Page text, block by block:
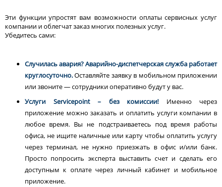
Эти функции упростят вам возможности оплаты сервисных услуг
компании и облегчат заказ многих полезных услуг.
Убедитесь сами:
Случилась авария? Аварийно-диспетчерская служба работает
круглосуточно.Оставляйте заявку в мобильном приложении
или звоните — сотрудники оперативно будут у вас.
Услуги Servicepoint – без комиссии! Именно через
приложение можно заказать и оплатить услуги компании в
любое время. Вы не подстраиваетесь под время работы
офиса, не ищите наличные или карту чтобы оплатить услугу
через терминал, не нужно приезжать в офис и/или банк.
Просто попросить эксперта выставить счет и сделать его
доступным к оплате через личный кабинет и мобильное
приложение.